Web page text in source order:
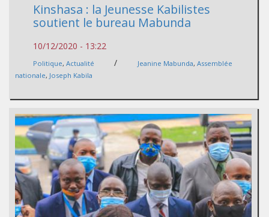
Kinshasa : la Jeunesse Kabilistes
soutient le bureau Mabunda
10/12/2020 - 13:22
Politique, Actualité / Jeanine Mabunda, Assemblée
nationale, Joseph Kabila